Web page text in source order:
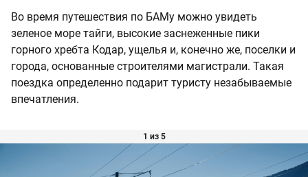
Во время путешествия по БАМу можно увидеть
зеленое море тайги, высокие заснеженные пики
горного хребта Кодар, ущелья и, конечно же, поселки и
города, основанные строителями магистрали. Такая
поездка определенно подарит туристу незабываемые
впечатления.
1 из 5